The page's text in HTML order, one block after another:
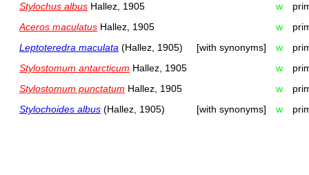
Stylochus albus Hallez, 1905 w
Aceros maculatus Hallez, 1905 w
Leptoteredra maculata (Hallez, 1905) [with synonyms] w
Stylostomum antarcticum Hallez, 1905 w
Stylostomum punctatum Hallez, 1905 w
Stylochoides albus (Hallez, 1905) [with synonyms] w